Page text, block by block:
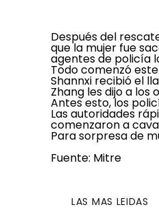
Después del
que la mujer fue
agentes de policía
Todo comenzó
Shannxi recibió el
Zhang les dijo a los
Antes esto,los
Las autoridades
comenzaron a
Para sorpresa de
Fuente: Mitre
LAS MAS LEIDAS